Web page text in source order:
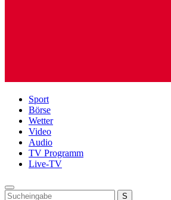
Sport
Börse
Wetter
Video
Audio
TV Programm
Live-TV